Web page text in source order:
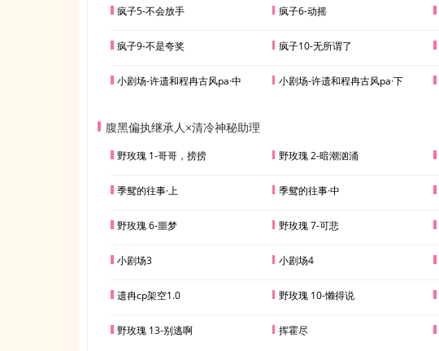
疯子5-不会放手 疯子6-动摇
疯子9-不是夸奖 疯子10-无所谓了
小剧场-许遗和程冉古风pa·中 小剧场-许遗和程冉古风pa·下
腹黑偏执继承人×清冷神秘助理
野玫瑰 1-哥哥，捞捞 野玫瑰 2-暗潮汹涌
季鸳的往事·上 季鸳的往事·中
野玫瑰 6-噩梦 野玫瑰 7-可悲
小剧场3 小剧场4
遗冉cp架空1.0 野玫瑰 10-懒得说
野玫瑰 13-别逃啊 挥霍尽